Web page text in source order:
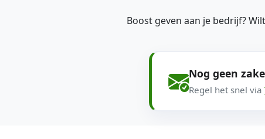
Boost geven aan je bedrijf?
Nog geen
Regel het snel via